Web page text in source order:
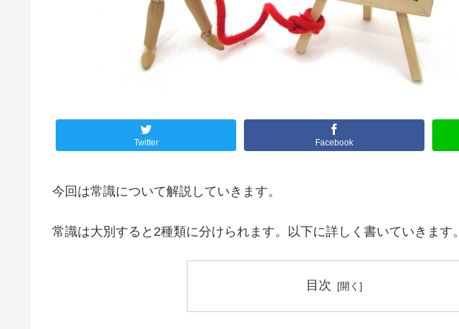
Twitter Facebook
今回は常識について解説していきます。
常識は大別すると2種類に分けられます。以下に詳しく書いていきます。
目次